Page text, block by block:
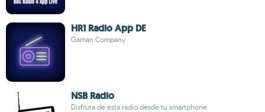
HR1 Radio App DE
Gaman Company
NSB Radio
Disfruta de esta radio desde tu smartphone